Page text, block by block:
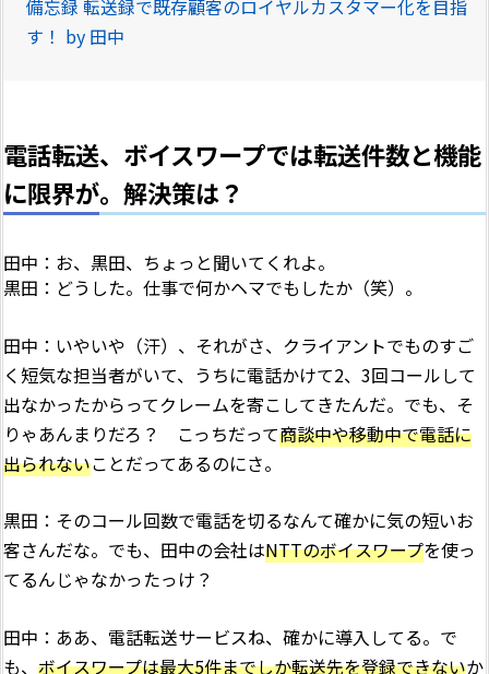
備忘録 転送録で既存顧客のロイヤルカスタマー化を目指
す！ by 田中
電話転送、ボイスワープでは転送件数と機能
に限界が。解決策は？
田中：お、黒田、ちょっと聞いてくれよ。
黒田：どうした。仕事で何かヘマでもしたか（笑）。
田中：いやいや（汗）、それがさ、クライアントでものすご
く短気な担当者がいて、うちに電話かけて2、3回コールして
出なかったからってクレームを寄こしてきたんだ。でも、そ
りゃあんまりだろ？ こっちだって商談中や移動中で電話に
出られないことだってあるのにさ。
黒田：そのコール回数で電話を切るなんて確かに気の短いお
客さんだな。でも、田中の会社はNTTのボイスワープを使っ
てるんじゃなかったっけ？
田中：ああ、電話転送サービスね、確かに導入してる。で
も、 ボイスワープは最大5件までしか転送先を登録できないか